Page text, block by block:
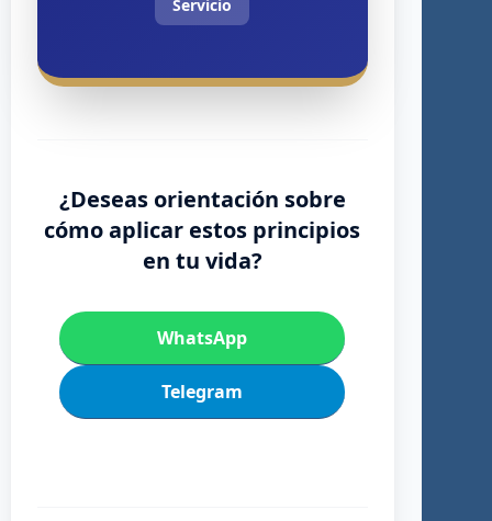
Servicio
¿Deseas orientación sobre
cómo aplicar estos principios
en tu vida?
WhatsApp
Telegram